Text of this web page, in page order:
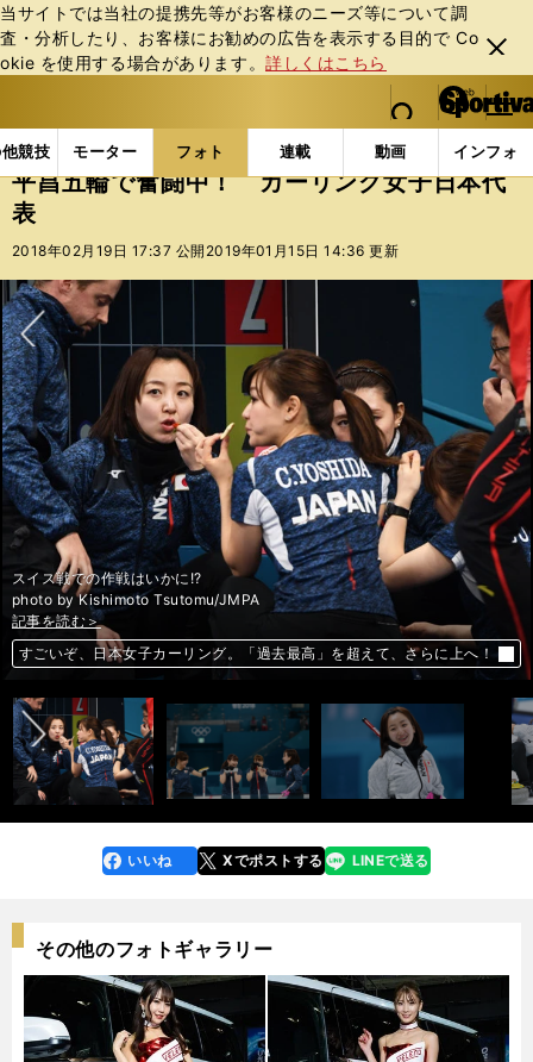
当サイトでは当社の提携先等がお客様のニーズ等について調
査・分析したり、お客様にお勧めの広告を表⽰する⽬的で Co
okie を使⽤する場合があります。詳しくはこちら
閉じ
る
web Sportiva (webスポルティーバ)
検索
マイペ
ー
ジ
メニュ
競技 モーター フォト 連載 動画 インフォ
b
ス
ポ
ル
ー
バ
フォトギャラリー スポーツビーナスギャラリー 平
平昌五輪で奮闘中！ カーリング女子日本代
表
2018年02月19日 17:37 公開 2019年01月15日 14:36 更新
次へ
スイス戦での作戦はいかに!?
photo by Kishimoto Tsutomu/JMPA
記事を読む＞
すごいぞ、日本女子カーリング。「過去最高」を超えて、さらに上へ！
記事を読む＞
カーリング日本女子が快進撃。厄介なアイスに負けずメダルに突き進む
記事を読む＞
カーリング日本女子が快進撃。厄介なアイスに負けずメダルに突き進む
記事を読む＞
カーリング日本女子が快進撃。厄介なアイスに負けずメダルに突き進む
記事を読む＞
カーリング日本女子が快進撃。厄介なアイスに負けずメダルに突き進む
記事を読む＞
カーリング日本女子が快進撃。厄介なアイスに負けずメダルに突き進む
記事を読む＞
すごいぞ、日本女子カーリング。「過去最高」を超えて、さらに上へ！
前へ
faceboo
k
いいね Xでポストする
line LINEで送る
その他のフォトギャラリー